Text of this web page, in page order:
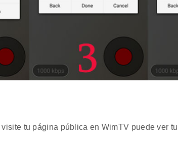
tu página pública en WimTV puede ver